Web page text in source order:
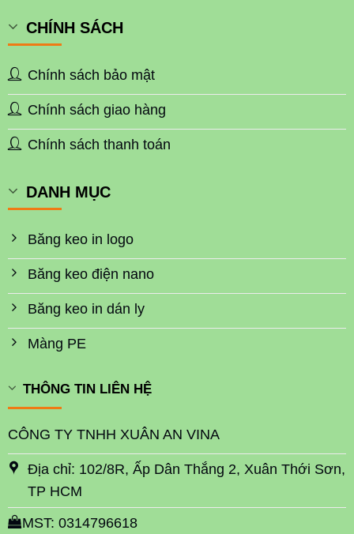
CHÍNH SÁCH
Chính sách bảo mật
Chính sách giao hàng
Chính sách thanh toán
DANH MỤC
Băng keo in logo
Băng keo điện nano
Băng keo in dán ly
Màng PE
THÔNG TIN LIÊN HỆ
CÔNG TY TNHH XUÂN AN VINA
Địa chỉ: 102/8R, Ấp Dân Thắng 2, Xuân Thới Sơn,
TP HCM
MST: 0314796618